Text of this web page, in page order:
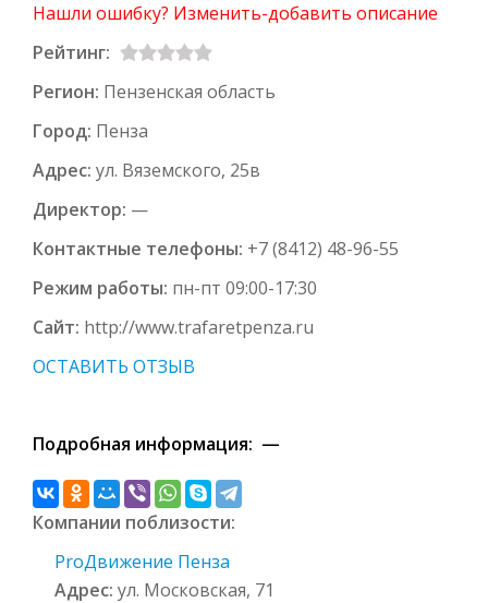
Нашли ошибку? Изменить-добавить описание
Рейтинг:
Регион: Пензенская область
Город: Пенза
Адрес: ул. Вяземского, 25в
Директор: —
Контактные телефоны: +7 (8412) 48-96-55
Режим работы: пн-пт 09:00-17:30
Сайт: http://www.trafaretpenza.ru
ОСТАВИТЬ ОТЗЫВ
Подробная информация: —
Компании поблизости:
ProДвижение Пенза
Адрес: ул. Московская, 71